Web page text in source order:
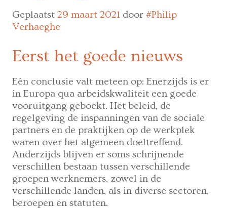
Geplaatst 29 maart 2021 door #Philip
Verhaeghe
Eerst het goede nieuws
Eén conclusie valt meteen op: Enerzijds is er
in Europa qua arbeidskwaliteit een goede
vooruitgang geboekt. Het beleid, de
regelgeving de inspanningen van de sociale
partners en de praktijken op de werkplek
waren over het algemeen doeltreffend.
Anderzijds blijven er soms schrijnende
verschillen bestaan tussen verschillende
groepen werknemers, zowel in de
verschillende landen, als in diverse sectoren,
beroepen en statuten.